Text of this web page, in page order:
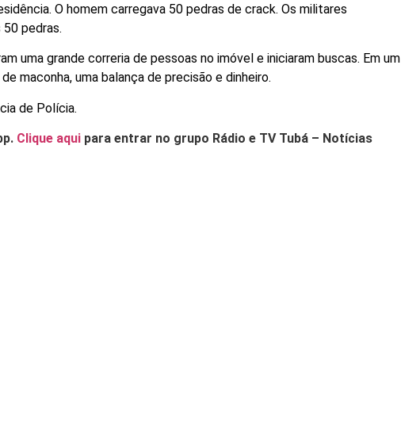
O homem carregava 50 pedras de crack. Os militares
pedras.
uma grande correria de pessoas no imóvel e iniciaram buscas. Em um
maconha, uma balança de precisão e dinheiro.
de Polícia.
Clique aqui para entrar no grupo Rádio e TV Tubá – Notícias